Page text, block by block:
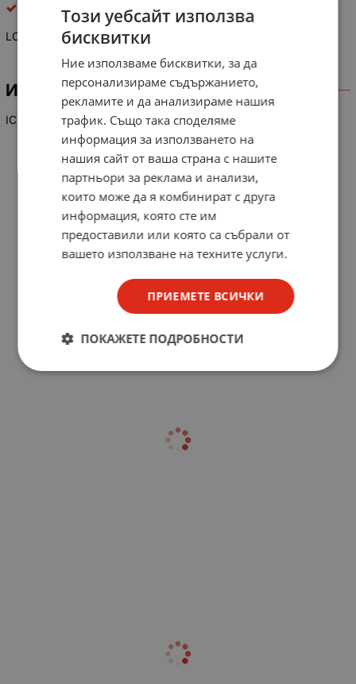
интегрални схеми
LC 7538J (smd)
ИНФОРМАЦИЯ
IC
Този уебсайт използва
бисквитки
Ние използваме бисквитки, за да
персонализираме съдържанието,
рекламите и да анализираме нашия
трафик. Също така споделяме
информация за използването на
нашия сайт от ваша страна с нашите
партньори за реклама и анализи,
които може да я комбинират с друга
информация, която сте им
предоставили или която са събрали от
вашето използване на техните услуги.
ПРИЕМЕТЕ ВСИЧКИ
ПОКАЖЕТЕ ПОДРОБНОСТИ